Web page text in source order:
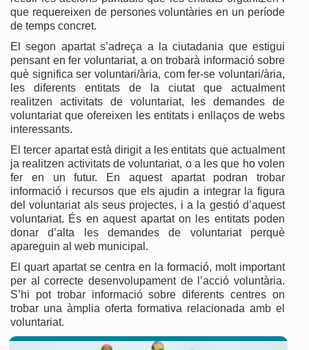
que requereixen de persones voluntàries en un període
de temps concret.
El segon apartat s’adreça a la ciutadania que estigui
pensant en fer voluntariat, a on trobarà informació sobre
què significa ser voluntari/ària, com fer-se voluntari/ària,
les diferents entitats de la ciutat que actualment
realitzen activitats de voluntariat, les demandes de
voluntariat que ofereixen les entitats i enllaços de webs
interessants.
El tercer apartat està dirigit a les entitats que actualment
ja realitzen activitats de voluntariat, o a les que ho volen
fer en un futur. En aquest apartat podran trobar
informació i recursos que els ajudin a integrar la figura
del voluntariat als seus projectes, i a la gestió d’aquest
voluntariat. És en aquest apartat on les entitats poden
donar d’alta les demandes de voluntariat perquè
apareguin al web municipal.
El quart apartat se centra en la formació, molt important
per al correcte desenvolupament de l’acció voluntària.
S’hi pot trobar informació sobre diferents centres on
trobar una àmplia oferta formativa relacionada amb el
voluntariat.